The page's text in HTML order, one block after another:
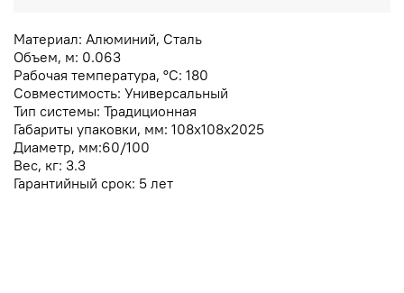
Материал: Алюминий, Сталь
Объем, м: 0.063
Рабочая температура, °C: 180
Совместимость: Универсальный
Тип системы: Традиционная
Габариты упаковки, мм: 108х108х2025
Диаметр, мм:60/100
Вес, кг: 3.3
Гарантийный срок: 5 лет